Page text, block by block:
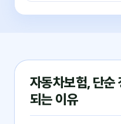
자동차보험, 단순
되는 이유